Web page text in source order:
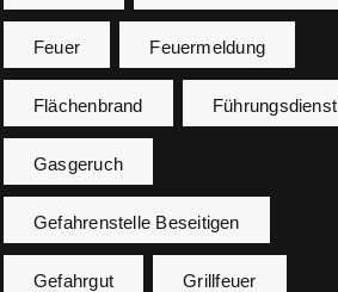
Feuer Feuermeldung
Flächenbrand Führungsdienst
Gasgeruch
Gefahrenstelle Beseitigen
Gefahrgut Grillfeuer